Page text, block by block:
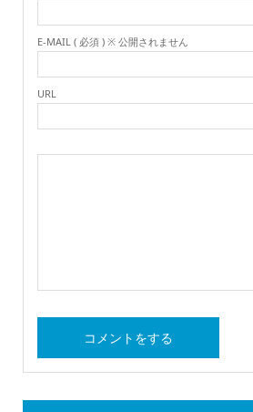
E-MAIL ( 必須 ) ※ 公開されません
URL